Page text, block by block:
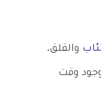
والقلق.
وجود وقت